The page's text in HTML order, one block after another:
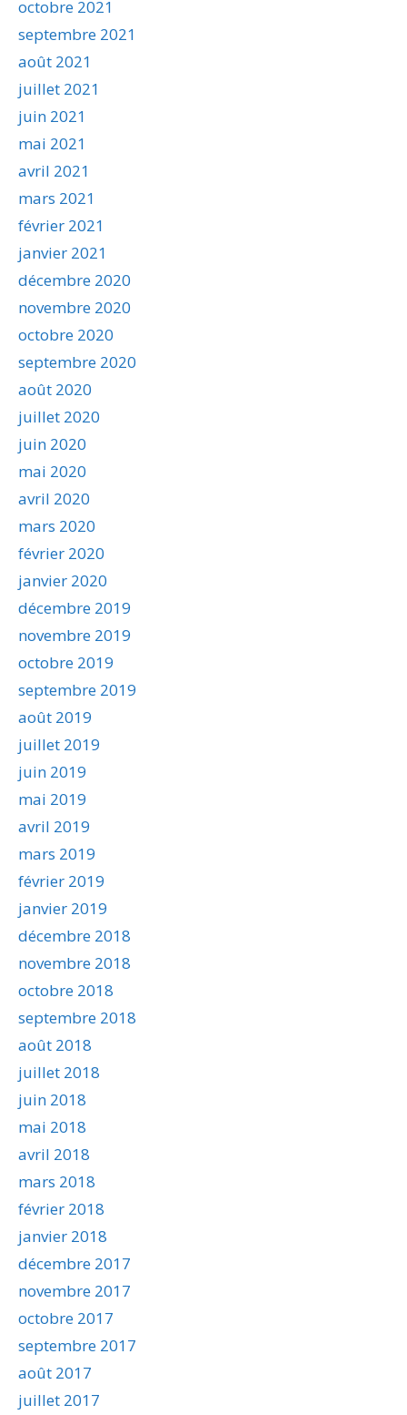
octobre 2021
septembre 2021
août 2021
juillet 2021
juin 2021
mai 2021
avril 2021
mars 2021
février 2021
janvier 2021
décembre 2020
novembre 2020
octobre 2020
septembre 2020
août 2020
juillet 2020
juin 2020
mai 2020
avril 2020
mars 2020
février 2020
janvier 2020
décembre 2019
novembre 2019
octobre 2019
septembre 2019
août 2019
juillet 2019
juin 2019
mai 2019
avril 2019
mars 2019
février 2019
janvier 2019
décembre 2018
novembre 2018
octobre 2018
septembre 2018
août 2018
juillet 2018
juin 2018
mai 2018
avril 2018
mars 2018
février 2018
janvier 2018
décembre 2017
novembre 2017
octobre 2017
septembre 2017
août 2017
juillet 2017